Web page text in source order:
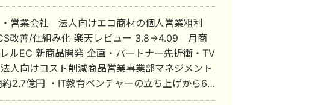
・営業会社 法人向けエコ商材の個人営業粗利
改善/仕組み化 楽天レビュー 3.8→4.09 月商
EC 新商品開発 企画・パートナー先折衝・TV
人向けコスト削減商品営業事業部マネジメント
2.7億円 ・IT教育ベンチャーの立ち上げから6
名規模組織に成長 ・Web制作会社 ディレクタ